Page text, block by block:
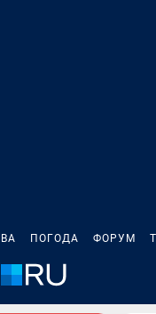
ПОГОДА ФОРУМ